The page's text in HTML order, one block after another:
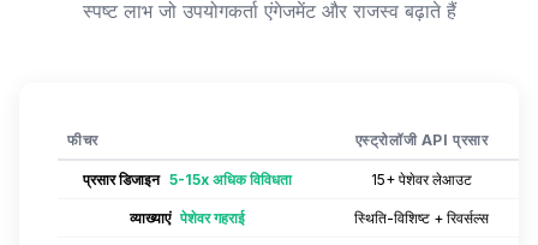
स्पष्ट लाभ जो उपयोगकर्ता एंगेजमेंट और राजस्व बढ़ाते हैं
फीचर एस्ट्रोलॉजी API प्रसार
प्रसार डिजाइन 5-15x अधिक विविधता 15+ पेशेवर लेआउट
व्याख्याएं पेशेवर गहराई स्थिति-विशिष्ट + रिवर्सल्स